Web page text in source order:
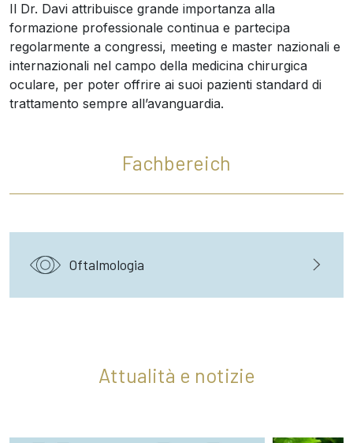
Il Dr. Davi attribuisce grande importanza alla
formazione professionale continua e partecipa
regolarmente a congressi, meeting e master nazionali e
internazionali nel campo della medicina chirurgica
oculare, per poter offrire ai suoi pazienti standard di
trattamento sempre all’avanguardia.
Fachbereich
Oftalmologia
Attualità e notizie